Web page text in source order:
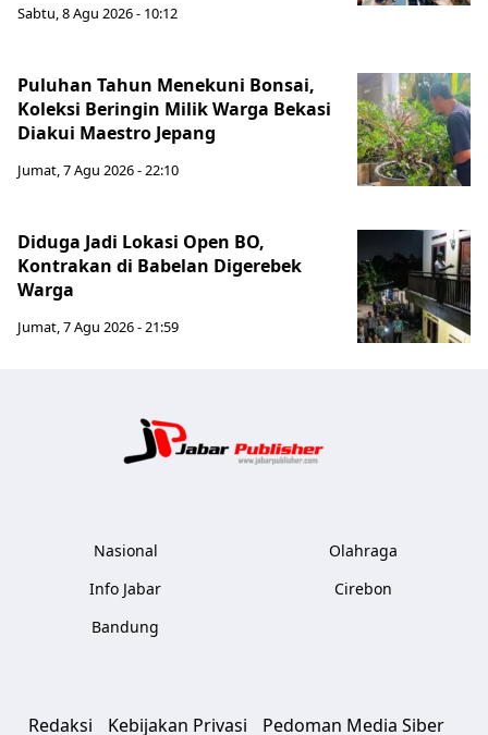
Sabtu, 8 Agu 2026 - 10:12
Puluhan Tahun Menekuni Bonsai,
Koleksi Beringin Milik Warga Bekasi
Diakui Maestro Jepang
Jumat, 7 Agu 2026 - 22:10
Diduga Jadi Lokasi Open BO,
Kontrakan di Babelan Digerebek
Warga
Jumat, 7 Agu 2026 - 21:59
Nasional
Info Jabar
Bandung
Olahraga
Cirebon
Redaksi Kebijakan Privasi Pedoman Media Siber